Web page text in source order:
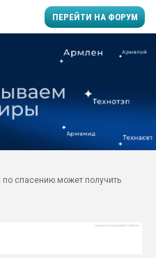
ПЕРЕЙТИ НА ФОРУМ
производство SPC
цикла
заводу пластмасс"
по спасению может получить